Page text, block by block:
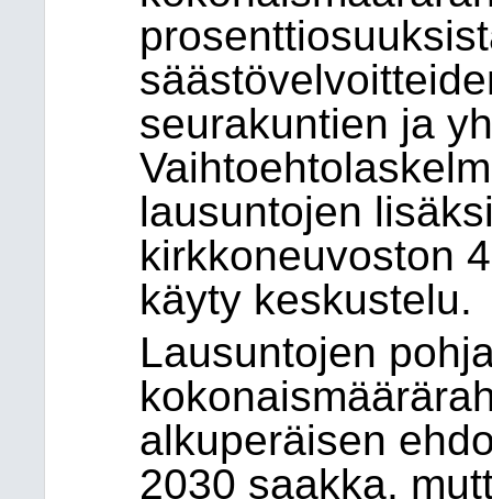
seurakuntien ja
lausuntojen
kirkkoneuvoston
käyty keskustelu.
Lausuntojen
alkuperäisen
2030 saakka,